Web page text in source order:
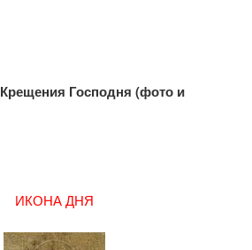
Господня (фото и
ИКОНА ДНЯ